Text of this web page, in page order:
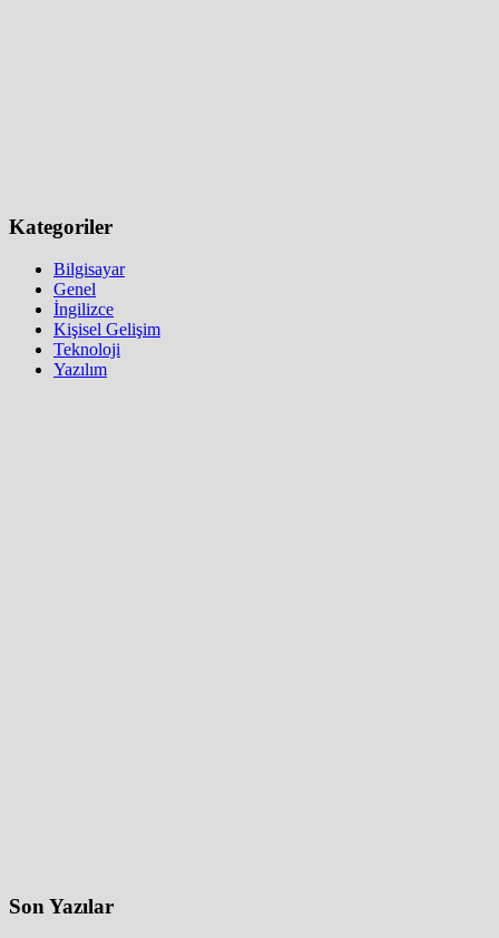
Kategoriler
Bilgisayar
Genel
İngilizce
Kişisel Gelişim
Teknoloji
Yazılım
Son Yazılar